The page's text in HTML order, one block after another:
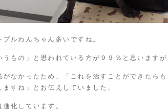
ルわんちゃん多いですね。
うもの」と思われている方が９９％と思います
がなかったため、「これを治すことができたら
すね」とお伝えしていました。
化しています。